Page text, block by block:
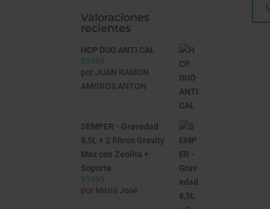
Valoraciones
recientes
HCP DUO ANTI CAL
Valorado con
5 de 5
por JUAN RAMON
AMOROS ANTON
SEMPER - Gravedad
8,5L + 2 filtros Gravity
Max con Zeolita +
Soporte
Valorado con
por María José